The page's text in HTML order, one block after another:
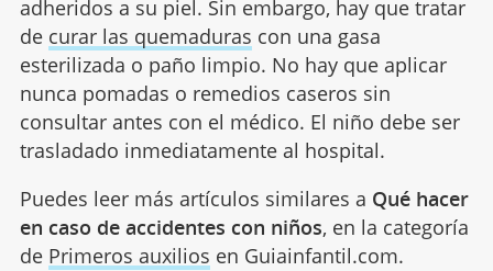
adheridos a su piel. Sin embargo, hay que tratar
de curar las quemaduras con una gasa
esterilizada o paño limpio. No hay que aplicar
nunca pomadas o remedios caseros sin
consultar antes con el médico. El niño debe ser
trasladado inmediatamente al hospital.
Puedes leer más artículos similares a Qué hacer
en caso de accidentes con niños, en la categoría
de Primeros auxilios en Guiainfantil.com.